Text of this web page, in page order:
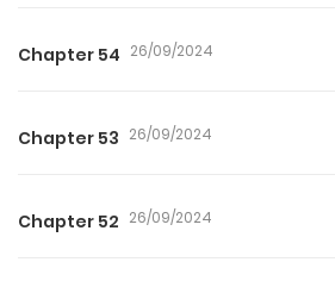
Chapter 54 26/09/2024
Chapter 53 26/09/2024
Chapter 52 26/09/2024